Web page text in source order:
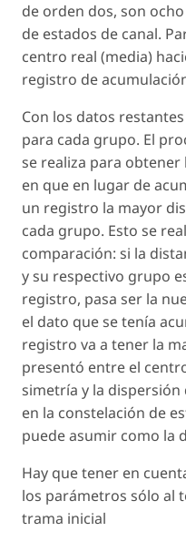
de orden dos, son
de estados de canal.
centro real (media)
registro de
Con los datos
para cada grupo. El
se realiza para
en que en lugar de
un registro la mayor
cada grupo. Esto se
comparación: si la
y su respectivo grupo
registro, pasa ser la
el dato que se tenía
registro va a tener la
presentó entre el
simetría y la
en la constelación de
puede asumir como la
Hay que tener en
los parámetros sólo al
trama inicial